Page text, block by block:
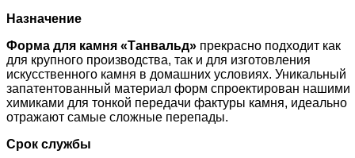
Назначение
Форма для камня «Танвальд» прекрасно подходит как
для крупного производства, так и для изготовления
искусственного камня в домашних условиях. Уникальный
запатентованный материал форм спроектирован нашими
химиками для тонкой передачи фактуры камня, идеально
отражают самые сложные перепады.
Срок службы